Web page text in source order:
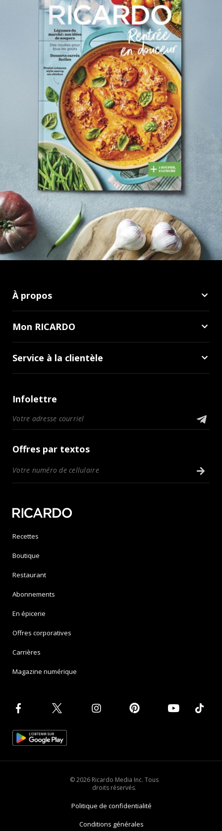
À propos
Mon RICARDO
Service à la clientèle
Infolettre
Offres par textos
Recettes
Boutique
Restaurant
Abonnements
En épicerie
Offres corporatives
Carrières
Magazine numérique
© 2026 Ricardo Media Inc. Tous
droits réservés.
Politique de confidentialité
Conditions générales